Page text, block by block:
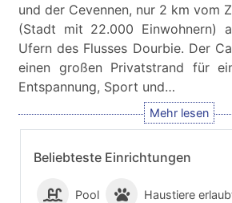
Beliebteste Einrichtungen
Pool Haustiere
und der Cevennen, nur 2 km vom
(Stadt mit 22.000 Einwohnern)
Ufern des Flusses Dourbie. Der
einen großen Privatstrand für
Entspannung, Sport und…